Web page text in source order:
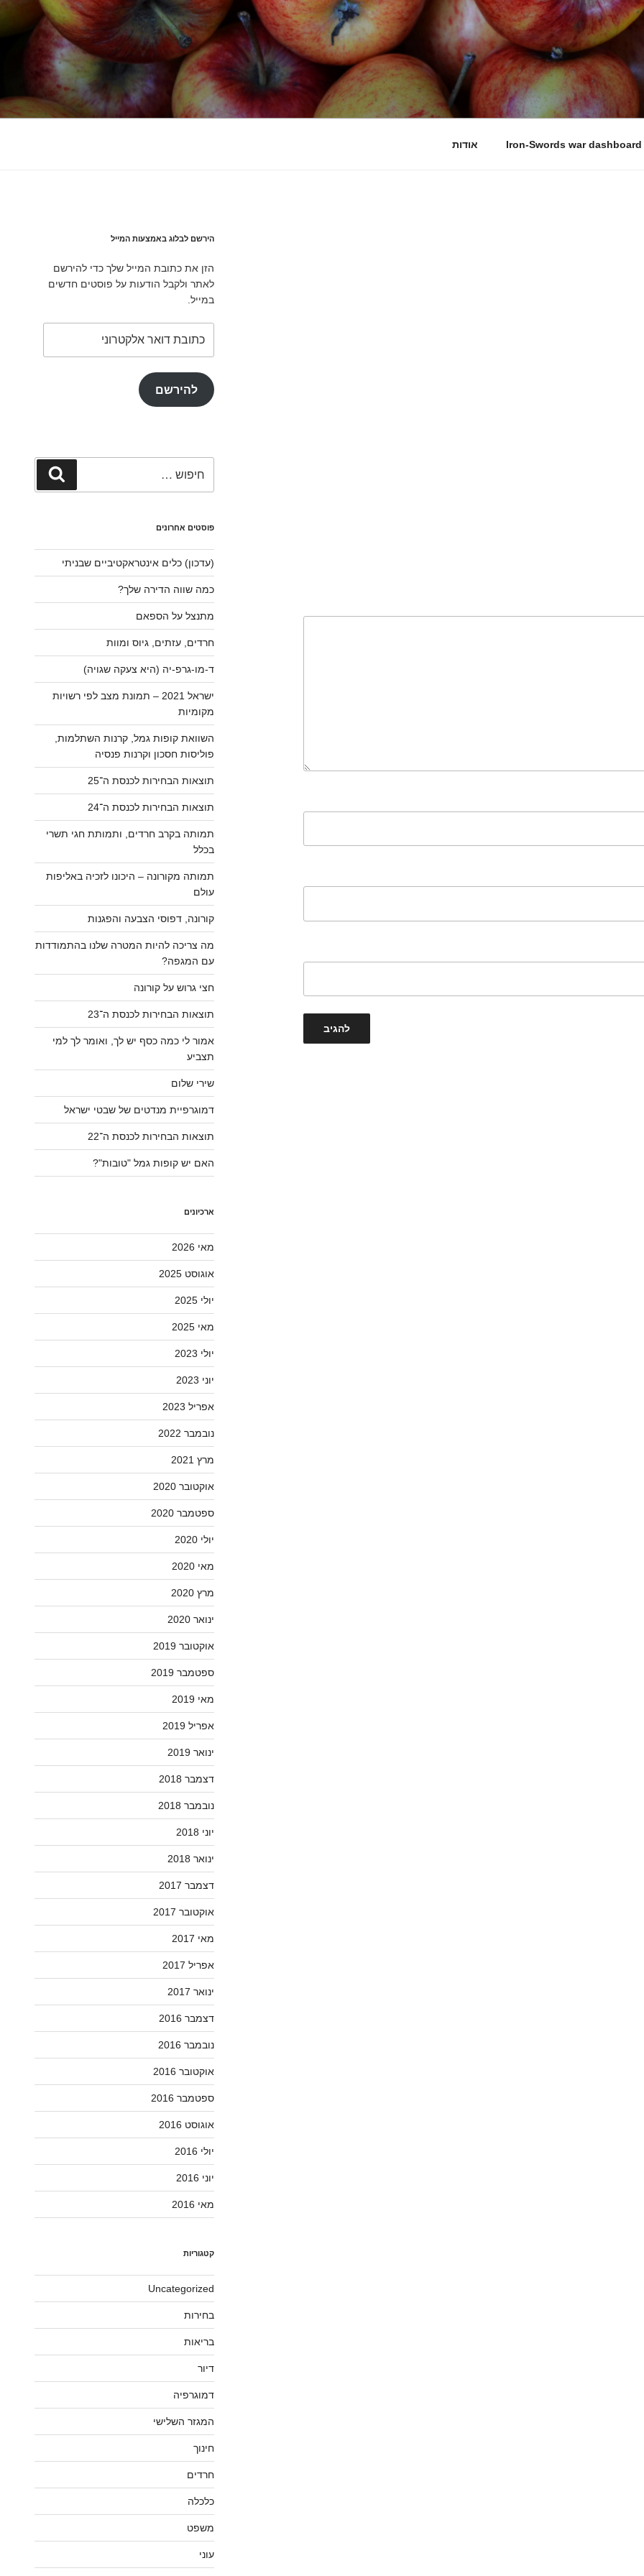
Iron-Swords war dashboard אודות
הירשם לבלוג באמצעות המייל
הזן את כתובת המייל שלך כדי להירשם
לאתר ולקבל הודעות על פוסטים חדשים
במייל.
דואר
להירשם
חיפוש
פוסטים אחרונים
(עדכון) כלים אינטראקטיביים שבניתי
כמה שווה הדירה שלך?
מתנצל על הספאם
חרדים, עזתים, גיוס ומוות
ד-מו-גרפ-יה (היא צעקה שגויה)
ישראל 2021 – תמונת מצב לפי רשויות
מקומיות
השוואת קופות גמל, קרנות השתלמות,
פוליסות חסכון וקרנות פנסיה
תוצאות הבחירות לכנסת ה־25
תוצאות הבחירות לכנסת ה־24
תמותה בקרב חרדים, ותמותת חגי תשרי
בכלל
תמותה מקורונה – היכונו לזכיה באליפות
עולם
קורונה, דפוסי הצבעה והפגנות
מה צריכה להיות המטרה שלנו בהתמודדות
עם המגפה?
חצי גרוש על קורונה
תוצאות הבחירות לכנסת ה־23
אמור לי כמה כסף יש לך, ואומר לך למי
תצביע
שירי שלום
דמוגרפיית מנדטים של שבטי ישראל
תוצאות הבחירות לכנסת ה־22
האם יש קופות גמל "טובות"?
ארכיונים
מאי 2026
אוגוסט 2025
יולי 2025
מאי 2025
יולי 2023
יוני 2023
אפריל 2023
נובמבר 2022
מרץ 2021
אוקטובר 2020
ספטמבר 2020
יולי 2020
מאי 2020
מרץ 2020
ינואר 2020
אוקטובר 2019
ספטמבר 2019
מאי 2019
אפריל 2019
ינואר 2019
דצמבר 2018
נובמבר 2018
יוני 2018
ינואר 2018
דצמבר 2017
אוקטובר 2017
מאי 2017
אפריל 2017
ינואר 2017
דצמבר 2016
נובמבר 2016
אוקטובר 2016
ספטמבר 2016
אוגוסט 2016
יולי 2016
יוני 2016
מאי 2016
קטגוריות
Uncategorized
בחירות
בריאות
דיור
דמוגרפיה
המגזר השלישי
חינוך
חרדים
כלכלה
משפט
עוני